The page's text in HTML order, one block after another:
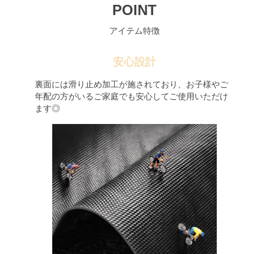
POINT
アイテム特徴
安心設計
裏面には滑り止め加工が施されており、お子様やご
年配の方がいるご家庭でも安心してご使用いただけ
ます◎